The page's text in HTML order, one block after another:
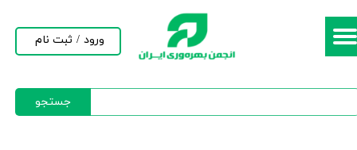
جستجو
ورود / ثبت نام
حساب کاربری من